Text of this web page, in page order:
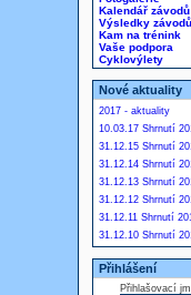
Kalendář závodů
Výsledky závodů
Kam na trénink
Vaše podpora
Cyklovýlety
Nové aktuality
2017 - aktuality
10.03.17 Shrnutí
31.12.15 Shrnutí
31.12.14 Shrnutí
31.12.13 Shrnutí
31.12.12 Shrnutí
31.12.11 Shrnutí
31.12.10 Shrnutí
Přihlášení
Přihlašovací